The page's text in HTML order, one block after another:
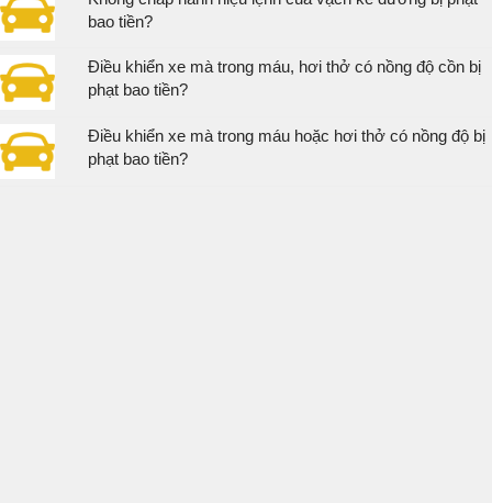
bao tiền?
Điều khiển xe mà trong máu, hơi thở có nồng độ cồn bị
phạt bao tiền?
Điều khiển xe mà trong máu hoặc hơi thở có nồng độ bị
phạt bao tiền?